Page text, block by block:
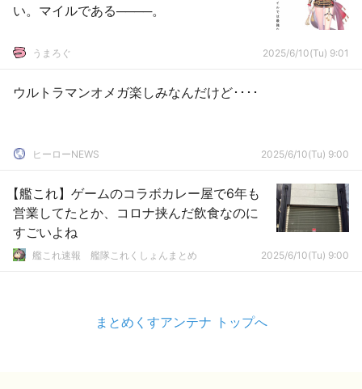
い。マイルである────。
うまろぐ 2025/6/10(Tu) 9:01
ウルトラマンオメガ楽しみなんだけど････
ヒーローNEWS 2025/6/10(Tu) 9:00
【艦これ】ゲームのコラボカレー屋で6年も
営業してたとか、コロナ挟んだ飲食なのに
すごいよね
艦これ速報 艦隊これくしょんまとめ 2025/6/10(Tu) 9:00
まとめくすアンテナ トップへ